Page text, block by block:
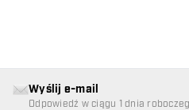
Wyślij e-mail
Odpowiedź w ciągu 1 dnia